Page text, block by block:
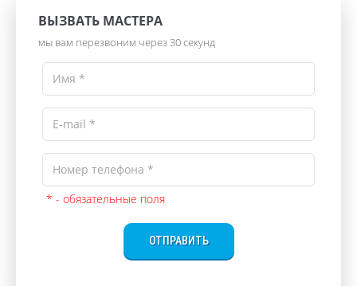
ВЫЗВАТЬ МАСТЕРА
мы вам перезвоним через 30 секунд
* - обязательные поля
ОТПРАВИТЬ